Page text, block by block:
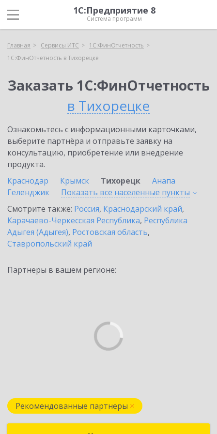
1С:Предприятие 8
Система программ
Главная Сервисы ИТС
1С:ФинОтчетность
1С:ФинОтчетность в Тихорецке
Заказать 1С:ФинОтчетность
в Тихорецке
Ознакомьтесь с информационными карточками,
выберите партнёра и отправьте заявку на
консультацию, приобретение или внедрение
продукта.
Краснодар
Крымск Тихорецк
Анапа
Геленджик
Показать все населенные пункты
Смотрите также: Россия, Краснодарский край,
Карачаево-Черкесская Республика, Республика
Адыгея (Адыгея), Ростовская область,
Ставропольский край
Партнеры в вашем регионе:
Рекомендованные партнеры